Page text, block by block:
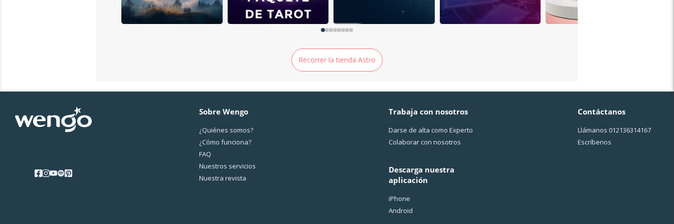
Recorrer la tienda Astro
Sobre Wengo
¿Quiénes somos?
¿Cо́mo funciona?
FAQ
Nuestros servicios
Nuestra revista
Trabaja con nosotros
Darse de alta como Experto
Colaborar con nosotros
Descarga nuestra
aplicación
iPhone
Android
Contáctanos
Llámanos 012136314167
Escríbenos